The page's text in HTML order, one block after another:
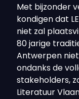
Met bijzonder
kondigen dat
niet zal
80 jarige
Antwerpen
ondanks de
stakeholders,
Literatuur